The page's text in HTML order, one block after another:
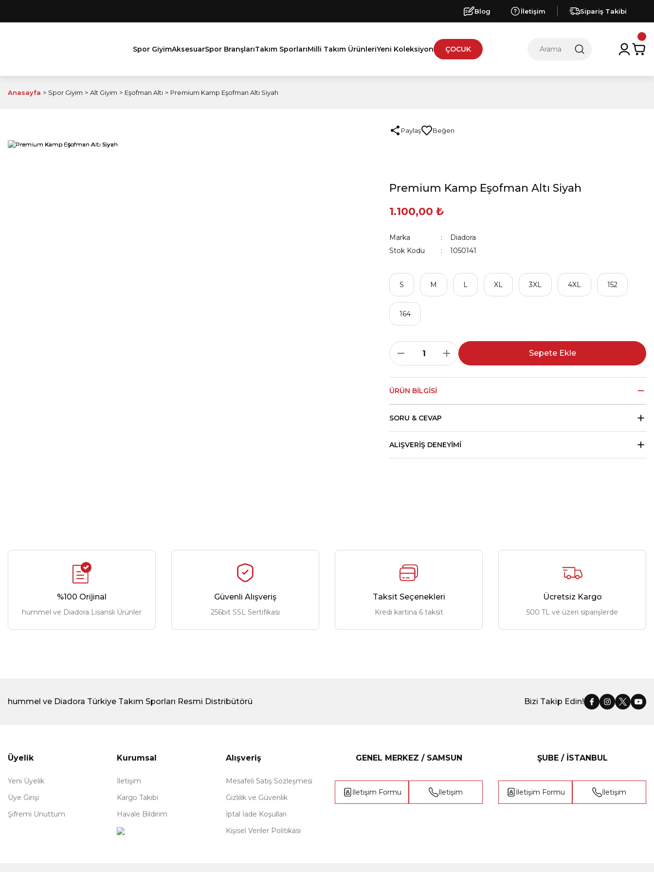
Blog İletişim Sipariş Takibi
Spor GiyimAksesuarSpor BranşlarıTakım SporlarıMilli Takım ÜrünleriYeni Koleksiyon ÇOCUK
Anasayfa Spor Giyim Alt Giyim Eşofman Altı Premium Kamp Eşofman Altı Siyah
Paylaş
Premium Kamp Eşofman Altı Siyah
1.100,00 ₺
Marka
Diadora
Stok Kodu
1050141
S M L XL 3XL 4XL 152
164
Sepete Ekle
ÜRÜN BILGISI
SORU & CEVAP
ALIŞVERIŞ DENEYIMI
%100 Orijinal
hummel ve Diadora Lisanslı Ürünler
Güvenli Alışveriş
256bit SSL Sertifikası
Taksit Seçenekleri
Kredi kartına 6 taksit
Ücretsiz Kargo
500 TL ve üzeri siparişlerde
hummel ve Diadora Türkiye Takım Sporları Resmi Distribütörü Bizi Takip Edin!
Üyelik
Yeni Üyelik
Üye Girişi
Şifremi Unuttum
Kurumsal
İletişim
Kargo Takibi
Havale Bildirim
Alışveriş
Mesafeli Satış Sözleşmesi
Gizlilik ve Güvenlik
İptal İade Koşullari
Kişisel Veriler Politikası
GENEL MERKEZ / SAMSUN
İletişim Formu İletişim
ŞUBE / İSTANBUL
İletişim Formu İletişim